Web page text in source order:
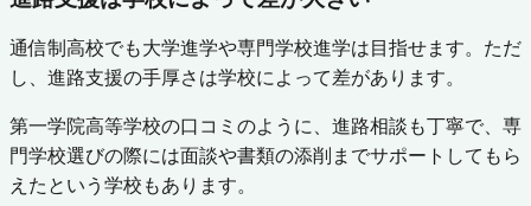
通信制高校でも大学進学や専門学校進学は目指せます。ただ
し、進路支援の手厚さは学校によって差があります。
第一学院高等学校の口コミのように、進路相談も丁寧で、専
門学校選びの際には面談や書類の添削までサポートしてもら
えたという学校もあります。